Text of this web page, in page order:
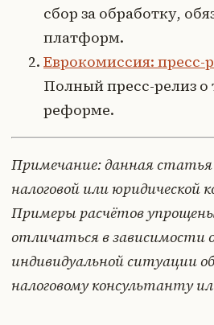
сбор за обработку,
платформ.
Еврокомиссия: пресс-
Полный пресс-релиз
реформе.
Примечание: данная статья
налоговой или юридической
Примеры расчётов
отличаться в зависимости
индивидуальной ситуации
налоговому консультанту